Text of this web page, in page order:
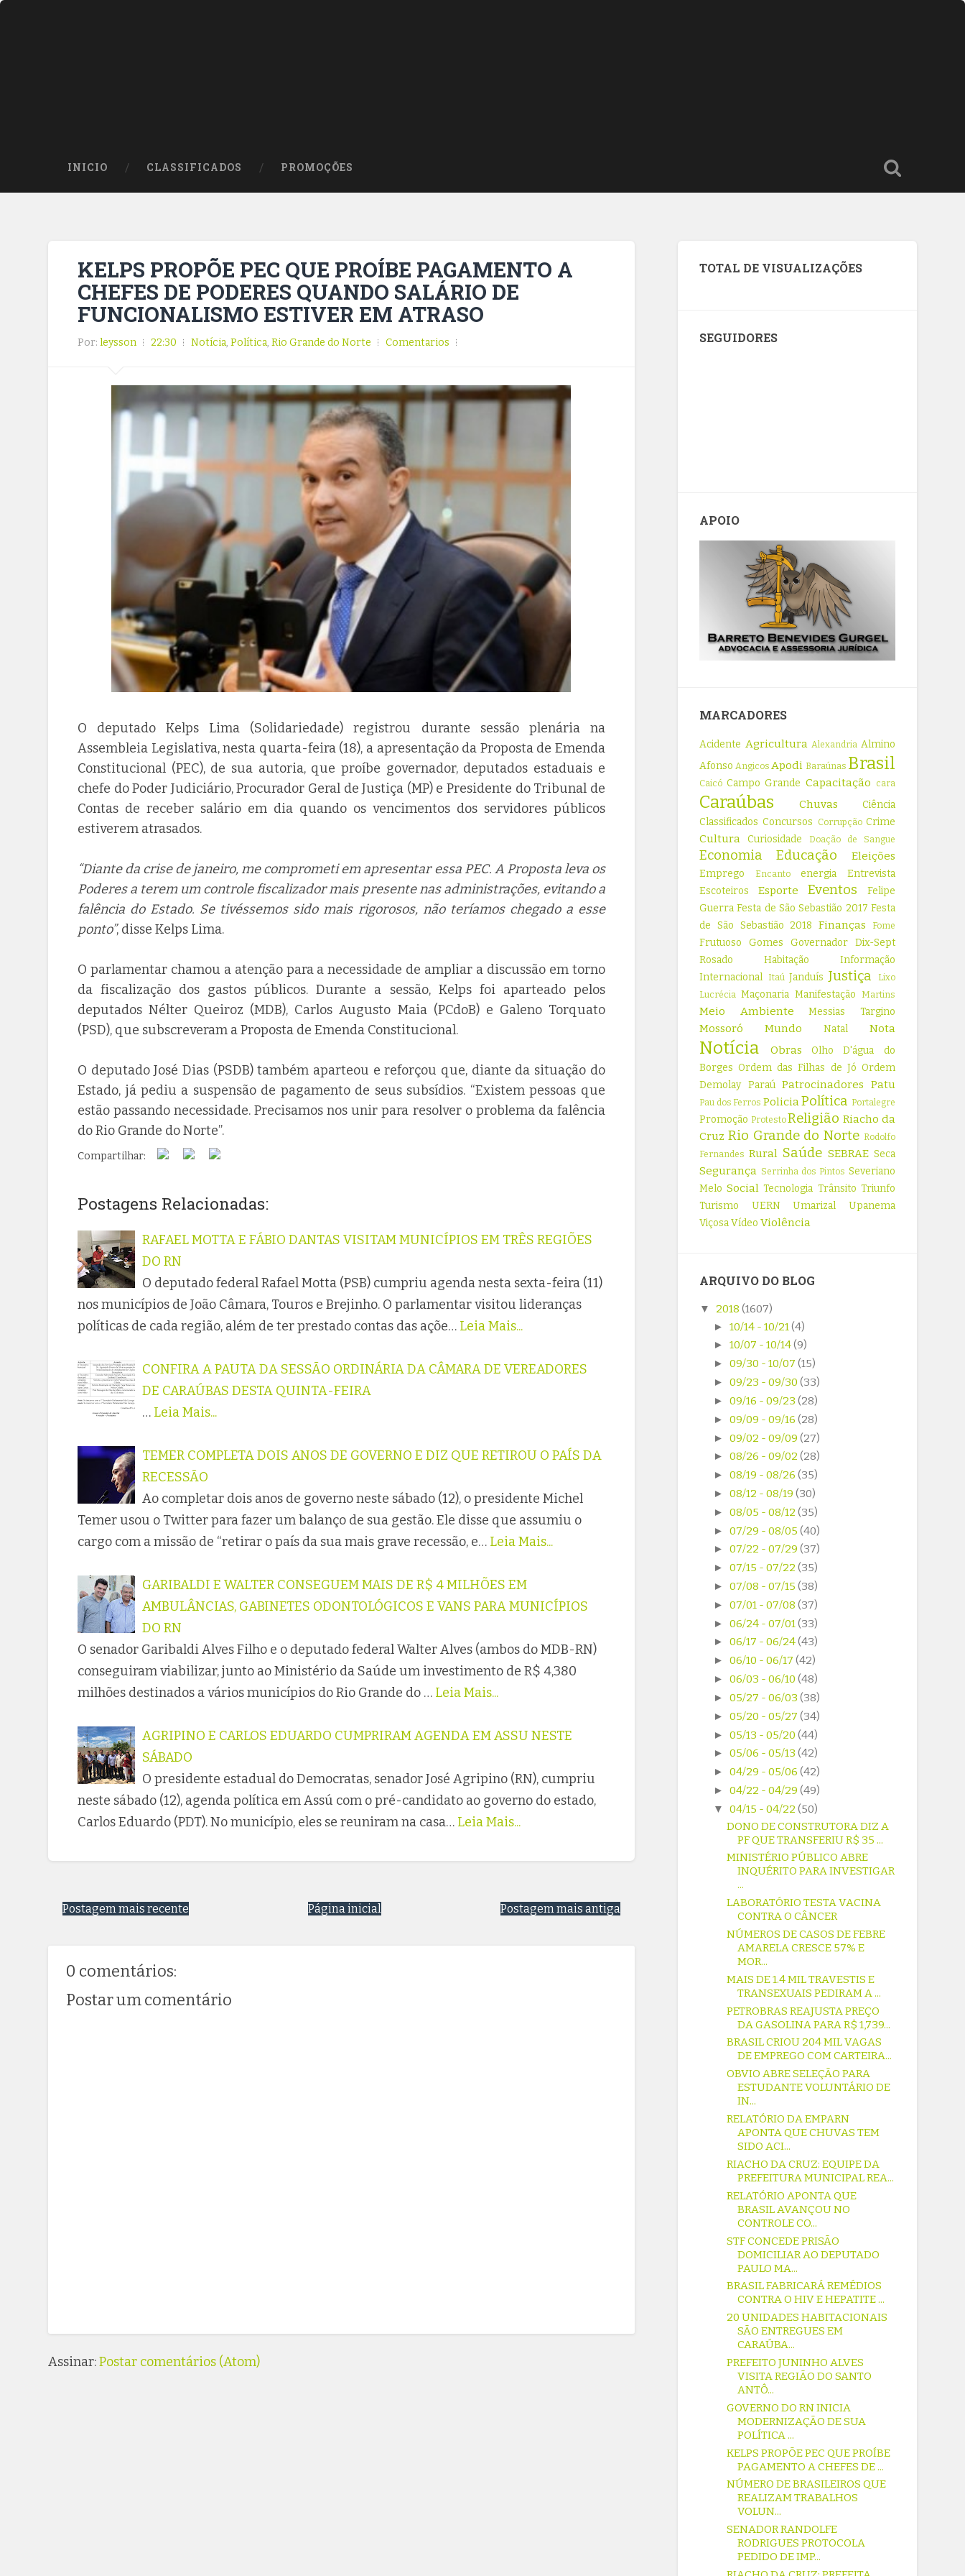
INICIO CLASSIFICADOS PROMOÇÕES
KELPS PROPÕE PEC QUE PROÍBE PAGAMENTO A
CHEFES DE PODERES QUANDO SALÁRIO DE
FUNCIONALISMO ESTIVER EM ATRASO
Por:leysson 22:30 Notícia,Política,Rio Grande do Norte Comentarios
O deputado Kelps Lima (Solidariedade) registrou durante sessão plenária na
Assembleia Legislativa, nesta quarta-feira (18), a apresentação da Proposta de Emenda
Constitucional (PEC), de sua autoria, que proíbe governador, deputados estaduais e
chefe do Poder Judiciário, Procurador Geral de Justiça (MP) e Presidente do Tribunal de
Contas de receber salário em dia quando os vencimentos dos servidores públicos
estiverem atrasados.
“Diante da crise de janeiro, me comprometi em apresentar essa PEC. A Proposta leva os
Poderes a terem um controle fiscalizador mais presente nas administrações, evitando a
falência do Estado. Se tivéssemos sido mais rigorosos, não teríamos chegado a esse
ponto”, disse Kelps Lima.
O parlamentar chamou a atenção para a necessidade de ampliar a discussão em torno
da fiscalização dos gastos públicos. Durante a sessão, Kelps foi aparteado pelos
deputados Nélter Queiroz (MDB), Carlos Augusto Maia (PCdoB) e Galeno Torquato
(PSD), que subscreveram a Proposta de Emenda Constitucional.
O deputado José Dias (PSDB) também aparteou e reforçou que, diante da situação do
Estado, já pediu a suspensão de pagamento de seus subsídios. “Existem pessoas que
estão passando necessidade. Precisamos nos unir para resolver o problema da falência
do Rio Grande do Norte”.
Compartilhar:
Postagens Relacionadas:
RAFAEL MOTTA E FÁBIO DANTAS VISITAM MUNICÍPIOS EM TRÊS REGIÕES
DO RN
O deputado federal Rafael Motta (PSB) cumpriu agenda nesta sexta-feira (11)
nos municípios de João Câmara, Touros e Brejinho. O parlamentar visitou lideranças
políticas de cada região, além de ter prestado contas das açõe… Leia Mais...
CONFIRA A PAUTA DA SESSÃO ORDINÁRIA DA CÂMARA DE VEREADORES
DE CARAÚBAS DESTA QUINTA-FEIRA
… Leia Mais...
TEMER COMPLETA DOIS ANOS DE GOVERNO E DIZ QUE RETIROU O PAÍS DA
RECESSÃO
Ao completar dois anos de governo neste sábado (12), o presidente Michel
Temer usou o Twitter para fazer um balanço de sua gestão. Ele disse que assumiu o
cargo com a missão de “retirar o país da sua mais grave recessão, e… Leia Mais...
GARIBALDI E WALTER CONSEGUEM MAIS DE R$ 4 MILHÕES EM
AMBULÂNCIAS, GABINETES ODONTOLÓGICOS E VANS PARA MUNICÍPIOS
DO RN
O senador Garibaldi Alves Filho e o deputado federal Walter Alves (ambos do MDB-RN)
conseguiram viabilizar, junto ao Ministério da Saúde um investimento de R$ 4,380
milhões destinados a vários municípios do Rio Grande do … Leia Mais...
AGRIPINO E CARLOS EDUARDO CUMPRIRAM AGENDA EM ASSU NESTE
SÁBADO
O presidente estadual do Democratas, senador José Agripino (RN), cumpriu
neste sábado (12), agenda política em Assú com o pré-candidato ao governo do estado,
Carlos Eduardo (PDT). No município, eles se reuniram na casa… Leia Mais...
Postagem mais recente Postagem mais antiga
Página inicial
0 comentários:
Postar um comentário
Assinar:Postar comentários (Atom)
TOTAL DE VISUALIZAÇÕES
SEGUIDORES
APOIO
MARCADORES
Acidente Agricultura Alexandria Almino
Afonso Angicos Apodi Baraúnas Brasil
Caicó Campo Grande Capacitação cara
Caraúbas Chuvas
Ciência
Classificados Concursos Corrupção Crime
Cultura Curiosidade Doação de Sangue
Economia Educação Eleições
Emprego Encanto energia
Entrevista
Escoteiros
Esporte Eventos
Felipe
Guerra Festa de São Sebastião 2017 Festa
de São Sebastião 2018 Finanças Fome
Frutuoso Gomes
Governador Dix-Sept
Rosado
Habitação
Informação
Internacional
Itaú Janduís Justiça
Lixo
Lucrécia Maçonaria Manifestação Martins
Meio Ambiente Messias Targino
Mossoró Mundo Natal Nota
Notícia Obras
Olho D'água do
Borges Ordem das Filhas de Jó Ordem
Demolay Paraú Patrocinadores Patu
Pau dos Ferros PoliciaPolítica Portalegre
Promoção ProtestoReligião Riacho da
Cruz Rio Grande do Norte Rodolfo
Fernandes Rural Saúde SEBRAE Seca
Segurança Serrinha dos Pintos Severiano
Melo Social Tecnologia Trânsito Triunfo
Turismo
UERN Umarizal
Upanema
ViçosaVídeo Violência
ARQUIVO DO BLOG
▼ 2018(1607)
► 10/14 - 10/21(4)
► 10/07 - 10/14(9)
► 09/30 - 10/07 (15)
► 09/23 - 09/30 (33)
► 09/16 - 09/23 (28)
► 09/09 - 09/16 (28)
► 09/02 - 09/09 (27)
► 08/26 - 09/02 (28)
► 08/19 - 08/26 (35)
► 08/12 - 08/19 (30)
► 08/05 - 08/12 (35)
► 07/29 - 08/05 (40)
► 07/22 - 07/29 (37)
► 07/15 - 07/22 (35)
► 07/08 - 07/15 (38)
► 07/01 - 07/08 (37)
► 06/24 - 07/01(33)
► 06/17 - 06/24(43)
► 06/10 - 06/17 (42)
► 06/03 - 06/10 (48)
► 05/27 - 06/03 (38)
► 05/20 - 05/27 (34)
► 05/13 - 05/20 (44)
► 05/06 - 05/13 (42)
► 04/29 - 05/06 (42)
► 04/22 - 04/29 (49)
▼ 04/15 - 04/22 (50)
DONO DE CONSTRUTORA DIZ A
PF QUE TRANSFERIU R$ 35 ...
MINISTÉRIO PÚBLICO ABRE
INQUÉRITO PARA INVESTIGAR
...
LABORATÓRIO TESTA VACINA
CONTRA O CÂNCER
NÚMEROS DE CASOS DE FEBRE
AMARELA CRESCE 57% E
MOR...
MAIS DE 1.4 MIL TRAVESTIS E
TRANSEXUAIS PEDIRAM A ...
PETROBRAS REAJUSTA PREÇO
DA GASOLINA PARA R$ 1,739...
BRASIL CRIOU 204 MIL VAGAS
DE EMPREGO COM CARTEIRA...
OBVIO ABRE SELEÇÃO PARA
ESTUDANTE VOLUNTÁRIO DE
IN...
RELATÓRIO DA EMPARN
APONTA QUE CHUVAS TEM
SIDO ACI...
RIACHO DA CRUZ: EQUIPE DA
PREFEITURA MUNICIPAL REA...
RELATÓRIO APONTA QUE
BRASIL AVANÇOU NO
CONTROLE CO...
STF CONCEDE PRISÃO
DOMICILIAR AO DEPUTADO
PAULO MA...
BRASIL FABRICARÁ REMÉDIOS
CONTRA O HIV E HEPATITE ...
20 UNIDADES HABITACIONAIS
SÃO ENTREGUES EM
CARAÚBA...
PREFEITO JUNINHO ALVES
VISITA REGIÃO DO SANTO
ANTÔ...
GOVERNO DO RN INICIA
MODERNIZAÇÃO DE SUA
POLÍTICA ...
KELPS PROPÕE PEC QUE PROÍBE
PAGAMENTO A CHEFES DE ...
NÚMERO DE BRASILEIROS QUE
REALIZAM TRABALHOS
VOLUN...
SENADOR RANDOLFE
RODRIGUES PROTOCOLA
PEDIDO DE IMP...